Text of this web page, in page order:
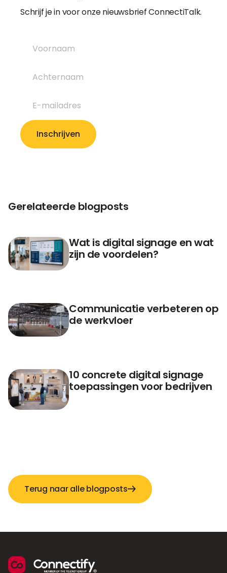
Schrijf je in voor onze nieuwsbrief ConnectiTalk.
Gerelateerde blogposts
Wat is digital signage en wat
zijn de voordelen?
Communicatie verbeteren op
de werkvloer
10 concrete digital signage
toepassingen voor bedrijven
Terug naar alle blogposts